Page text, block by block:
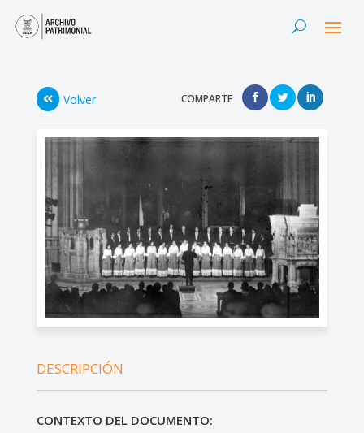
Volver COMPARTE
DESCRIPCIÓN
CONTEXTO DEL DOCUMENTO: